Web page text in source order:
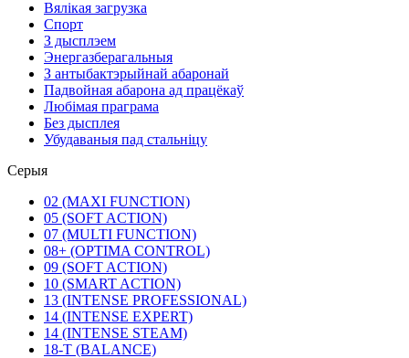
Вялікая загрузка
Спорт
З дысплэем
Энергазберагальныя
З антыбактэрыйнай абаронай
Падвойная абарона ад працёкаў
Любімая праграма
Без дысплея
Убудаваныя пад стальніцу
Серыя
02 (MAXI FUNCTION)
05 (SOFT ACTION)
07 (MULTI FUNCTION)
08+ (OPTIMA CONTROL)
09 (SOFT ACTION)
10 (SMART ACTION)
13 (INTENSE PROFESSIONAL)
14 (INTENSE EXPERT)
14 (INTENSE STEAM)
18-T (BALANCE)